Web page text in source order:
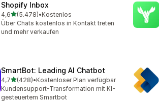
Shopify Inbox
4,6von 5 Sternen
(5.478)
5478 Rezensionen insgesamt
•Kostenlos
Über Chats kostenlos in Kontakt treten
und mehr verkaufen
SmartBot: Leading AI Chatbot
4,7von 5 Sternen
(428)
428 Rezensionen insgesamt
•Kostenloser Plan verfügbar
Kundensupport-Transformation mit KI-
gesteuertem Smartbot